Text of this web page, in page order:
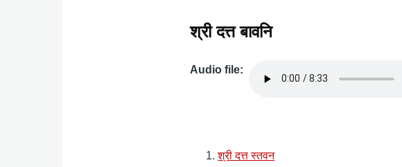
श्री दत्त बावनि
Audio file
श्री दत्त स्तवन